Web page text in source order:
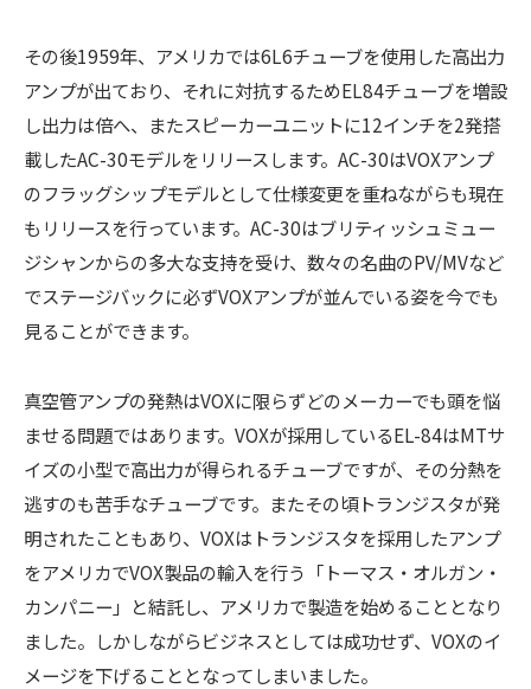
その後1959年、アメリカでは6L6チューブを使用した高出力
アンプが出ており、それに対抗するためEL84チューブを増設
し出力は倍へ、またスピーカーユニットに12インチを2発搭
載したAC-30モデルをリリースします。AC-30はVOXアンプ
のフラッグシップモデルとして仕様変更を重ねながらも現在
もリリースを行っています。AC-30はブリティッシュミュー
ジシャンからの多大な支持を受け、数々の名曲のPV/MVなど
でステージバックに必ずVOXアンプが並んでいる姿を今でも
見ることができます。
真空管アンプの発熱はVOXに限らずどのメーカーでも頭を悩
ませる問題ではあります。VOXが採用しているEL-84はMTサ
イズの小型で高出力が得られるチューブですが、その分熱を
逃すのも苦手なチューブです。またその頃トランジスタが発
明されたこともあり、VOXはトランジスタを採用したアンプ
をアメリカでVOX製品の輸入を行う「トーマス・オルガン・
カンパニー」と結託し、アメリカで製造を始めることとなり
ました。しかしながらビジネスとしては成功せず、VOXのイ
メージを下げることとなってしまいました。